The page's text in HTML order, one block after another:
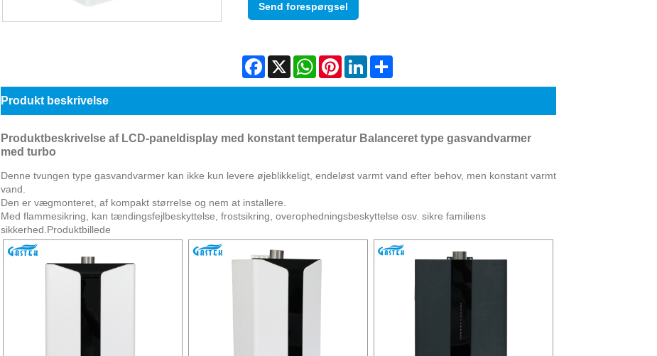
Send forespørgsel
Facebook
X WhatsAppPinterestLinkedInShare
Produkt beskrivelse
Produktbeskrivelse af LCD-paneldisplay med konstant temperatur Balanceret type gasvandvarmer
med turbo
Denne tvungen type gasvandvarmer kan ikke kun levere øjeblikkeligt, endeløst varmt vand efter behov, men konstant varmt
vand.
Den er vægmonteret, af kompakt størrelse og nem at installere.
Med flammesikring, kan tændingsfejlbeskyttelse, frostsikring, overophedningsbeskyttelse osv. sikre familiens
sikkerhed.Produktbillede